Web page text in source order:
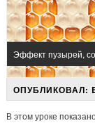
Эффект пузырей,
ОПУБЛИКОВАЛ:
В этом уроке